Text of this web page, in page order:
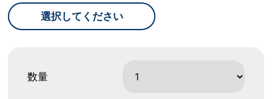
選択してください
数量